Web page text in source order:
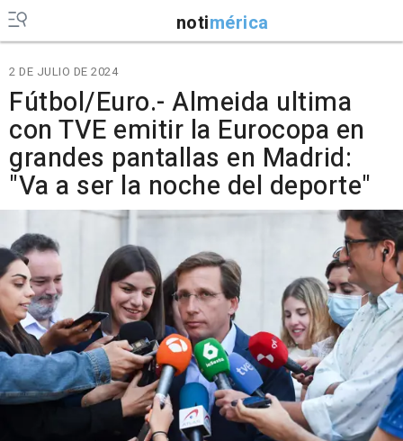
notimérica
2 DE JULIO DE 2024
Fútbol/Euro.- Almeida ultima
con TVE emitir la Eurocopa en
grandes pantallas en Madrid:
"Va a ser la noche del deporte"